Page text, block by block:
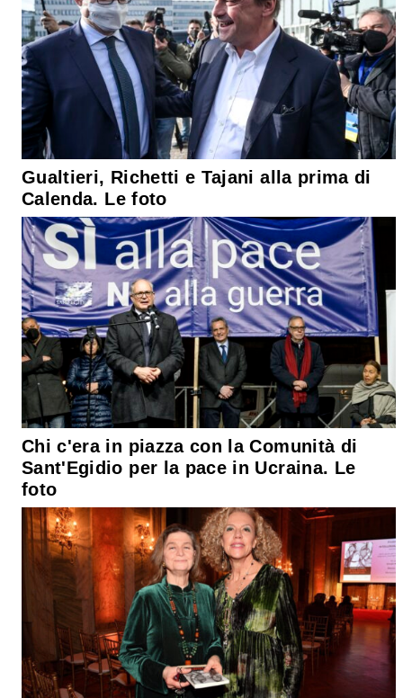
Gualtieri, Richetti e Tajani alla prima di
Calenda. Le foto
Chi c'era in piazza con la Comunità di
Sant'Egidio per la pace in Ucraina. Le
foto